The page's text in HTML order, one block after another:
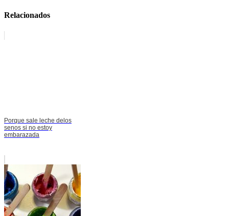
Relacionados
Porque sale leche delos
senos si no estoy
embarazada